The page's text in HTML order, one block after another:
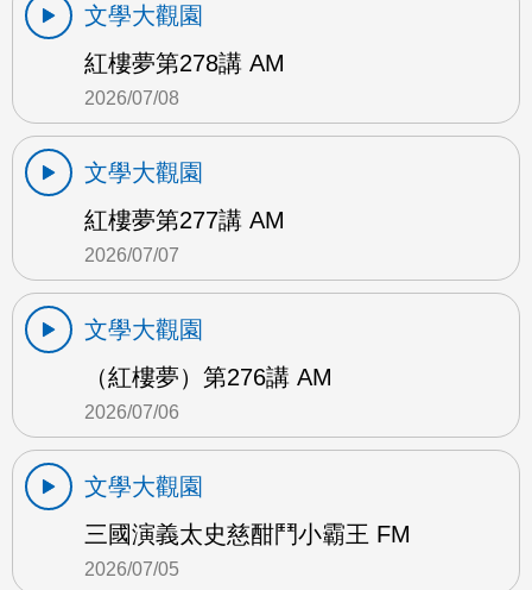
文學大觀園
紅樓夢第278講 AM
2026/07/08
文學大觀園
紅樓夢第277講 AM
2026/07/07
文學大觀園
（紅樓夢）第276講 AM
2026/07/06
文學大觀園
三國演義太史慈酣鬥小霸王 FM
2026/07/05